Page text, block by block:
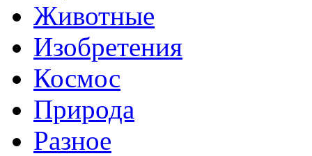
Животные
Изобретения
Космос
Природа
Разное